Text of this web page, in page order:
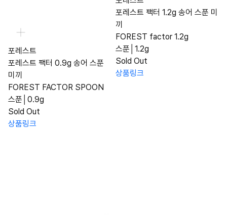
포레스트
포레스트 팩터 0.9g 송어 스푼
미끼
FOREST FACTOR SPOON
스푼│0.9g
Sold Out
상품링크
포레스트 팩터 1.2g 송어 스푼 미
끼
FOREST factor 1.2g
스푼│1.2g
Sold Out
상품링크